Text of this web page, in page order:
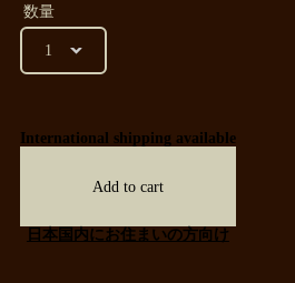
数量
International shipping available
Add to cart
日本国内にお住まいの方向け